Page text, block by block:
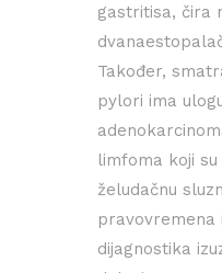
gastritisa, čira
Također,
pylori ima
limfoma koji
želudačnu
pravovremena
dijagnostika